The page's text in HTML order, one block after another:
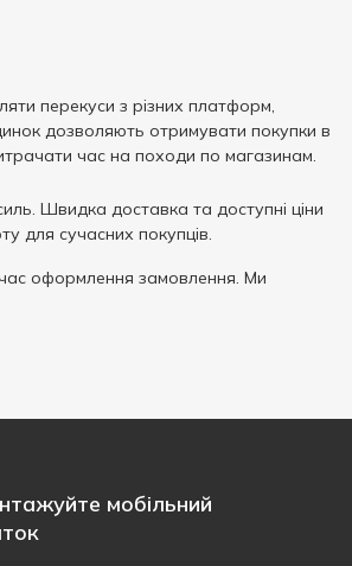
перекуси з різних платформ,
дозволяють отримувати покупки в
час на походи по магазинам.
Швидка доставка та доступні ціни
для сучасних покупців.
оформлення замовлення. Ми
мобільний